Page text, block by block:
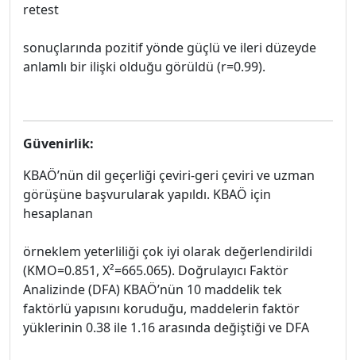
retest
sonuçlarında pozitif yönde güçlü ve ileri düzeyde
anlamlı bir ilişki olduğu görüldü (r=0.99).
Güvenirlik:
KBAÖ’nün dil geçerliği çeviri-geri çeviri ve uzman
görüşüne başvurularak yapıldı. KBAÖ için
hesaplanan
örneklem yeterliliği çok iyi olarak değerlendirildi
(KMO=0.851, X²=665.065). Doğrulayıcı Faktör
Analizinde (DFA) KBAÖ’nün 10 maddelik tek
faktörlü yapısını koruduğu, maddelerin faktör
yüklerinin 0.38 ile 1.16 arasında değiştiği ve DFA